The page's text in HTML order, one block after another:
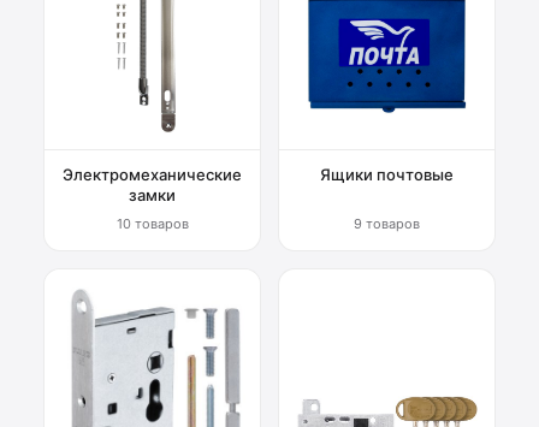
Электромеханические
замки
10 товаров
Ящики почтовые
9 товаров